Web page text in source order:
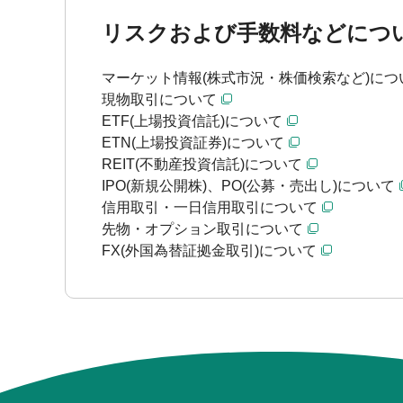
リスクおよび手数料などにつ
マーケット情報(株式市況・株価検索など)につ
現物取引について
ETF(上場投資信託)について
ETN(上場投資証券)について
REIT(不動産投資信託)について
IPO(新規公開株)、PO(公募・売出し)について
信用取引・一日信用取引について
先物・オプション取引について
FX(外国為替証拠金取引)について